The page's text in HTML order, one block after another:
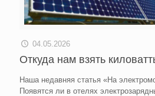
04.05.2026
Откуда нам взять
Наша недавняя статья «На
Появятся ли в отелях